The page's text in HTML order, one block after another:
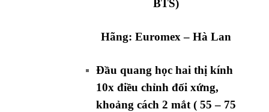
BTS)
Hãng: Euromex– Hà Lan
Đầu quang học hai thị kính
10x điều chỉnh đối xứng,
khoảng cách 2 mắt ( 55 – 75